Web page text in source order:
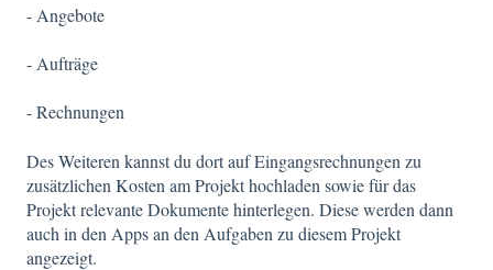
- Angebote
- Aufträge
- Rechnungen
Des Weiteren kannst du dort auf Eingangsrechnungen zu
zusätzlichen Kosten am Projekt hochladen sowie für das
Projekt relevante Dokumente hinterlegen. Diese werden dann
auch in den Apps an den Aufgaben zu diesem Projekt
angezeigt.